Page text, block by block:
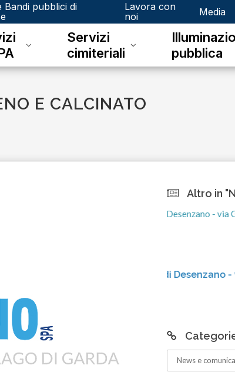
Bandi pubblici di
Lavora con
noi
Media
Servizi
cimiteriali
pubblica
E CALCINATO
Altro in
Centro di Raccolta di Desenzano - via Giotto:
News e